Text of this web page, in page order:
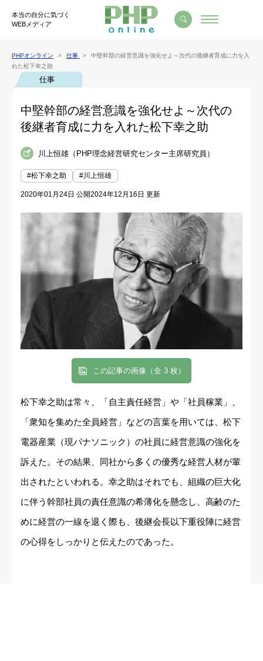
本当の自分に気づく
WEBメディア
PHPオンライン 仕事
中堅幹部の経営意識を強化せよ～次代の後継者育成に力を入
れた松下幸之助
仕事
中堅幹部の経営意識を強化せよ～次代の
後継者育成に力を入れた松下幸之助
川上恒雄（PHP理念経営研究センター主席研究員）
#松下幸之助 #川上恒雄
2020年01月24日 公開2024年12月16日 更新
この記事の画像（全 3 枚）
松下幸之助は常々、「自主責任経営」や「社員稼業」、
「衆知を集めた全員経営」などの言葉を用いては、松下
電器産業（現パナソニック）の社員に経営意識の強化を
訴えた。その結果、同社から多くの優秀な経営人材が輩
出されたといわれる。幸之助はそれでも、組織の巨大化
に伴う幹部社員の責任意識の希薄化を懸念し、高齢のた
めに経営の一線を退く際も、後継会長以下重役陣に経営
の心得をしっかりと伝えたのであった。